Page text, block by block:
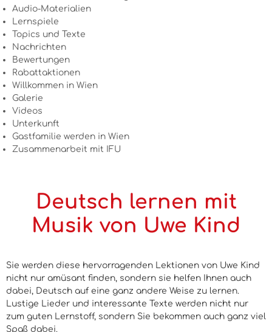
Audio-Materialien
Lernspiele
Topics und Texte
Nachrichten
Bewertungen
Rabattaktionen
Willkommen in Wien
Galerie
Videos
Unterkunft
Gastfamilie werden in Wien
Zusammenarbeit mit IFU
Deutsch lernen mit
Musik von Uwe Kind
Sie werden diese hervorragenden Lektionen von Uwe Kind
nicht nur amüsant finden, sondern sie helfen Ihnen auch
dabei, Deutsch auf eine ganz andere Weise zu lernen.
Lustige Lieder und interessante Texte werden nicht nur
zum guten Lernstoff, sondern Sie bekommen auch ganz viel
Spaß dabei.